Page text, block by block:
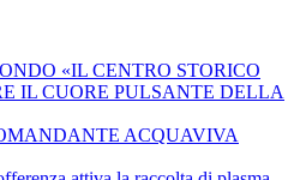
«IL CENTRO STORICO
IL CUORE PULSANTE DELLA
ACQUAVIVA